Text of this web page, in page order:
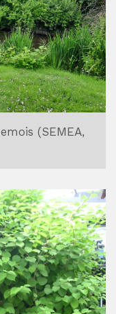
(SEMEA,